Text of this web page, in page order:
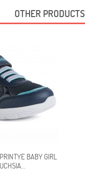
OTHER PRODUCTS
BABY GIRL